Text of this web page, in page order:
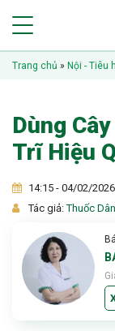
Trang chủ » Nội - Tiêu
Dùng
Trĩ Hiệu
14:15 - 04/02/2026
Tác giả:Thuốc